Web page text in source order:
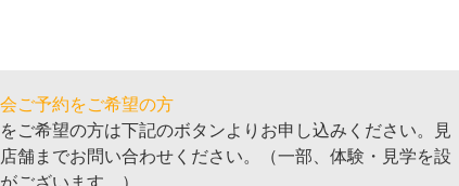
ご予約をご希望の方
ご希望の方は下記のボタンよりお申し込みください。見
舗までお問い合わせください。（一部、体験・見学を設